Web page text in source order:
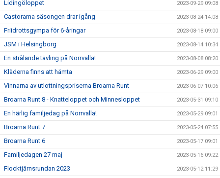
Lidingöloppet 2023-09-29 09:08
Castorama säsongen drar igång 2023-08-24 14:08
Friidrottsgympa för 6-åringar 2023-08-18 09:00
JSM i Helsingborg 2023-08-14 10:34
En strålande tävling på Norrvalla! 2023-08-08 08:20
Kläderna finns att hämta 2023-06-29 09:00
Vinnarna av utlottningspriserna Broarna Runt 2023-06-07 10:06
Broarna Runt 8 - Knatteloppet och Minnesloppet 2023-05-31 09:10
En härlig familjedag på Norrvalla! 2023-05-29 09:01
Broarna Runt 7 2023-05-24 07:55
Broarna Runt 6 2023-05-17 09:01
Familjedagen 27 maj 2023-05-16 09:22
Flocktjärnsrundan 2023 2023-05-12 11:29